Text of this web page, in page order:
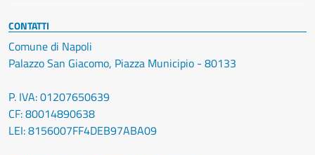
CONTATTI
Comune di Napoli
Palazzo San Giacomo, Piazza Municipio - 80133
P. IVA: 01207650639
CF: 80014890638
LEI: 8156007FF4DEB97ABA09